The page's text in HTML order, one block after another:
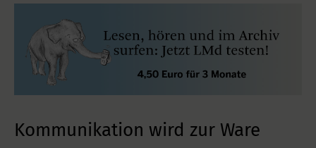
Kommunikation wird zur Ware